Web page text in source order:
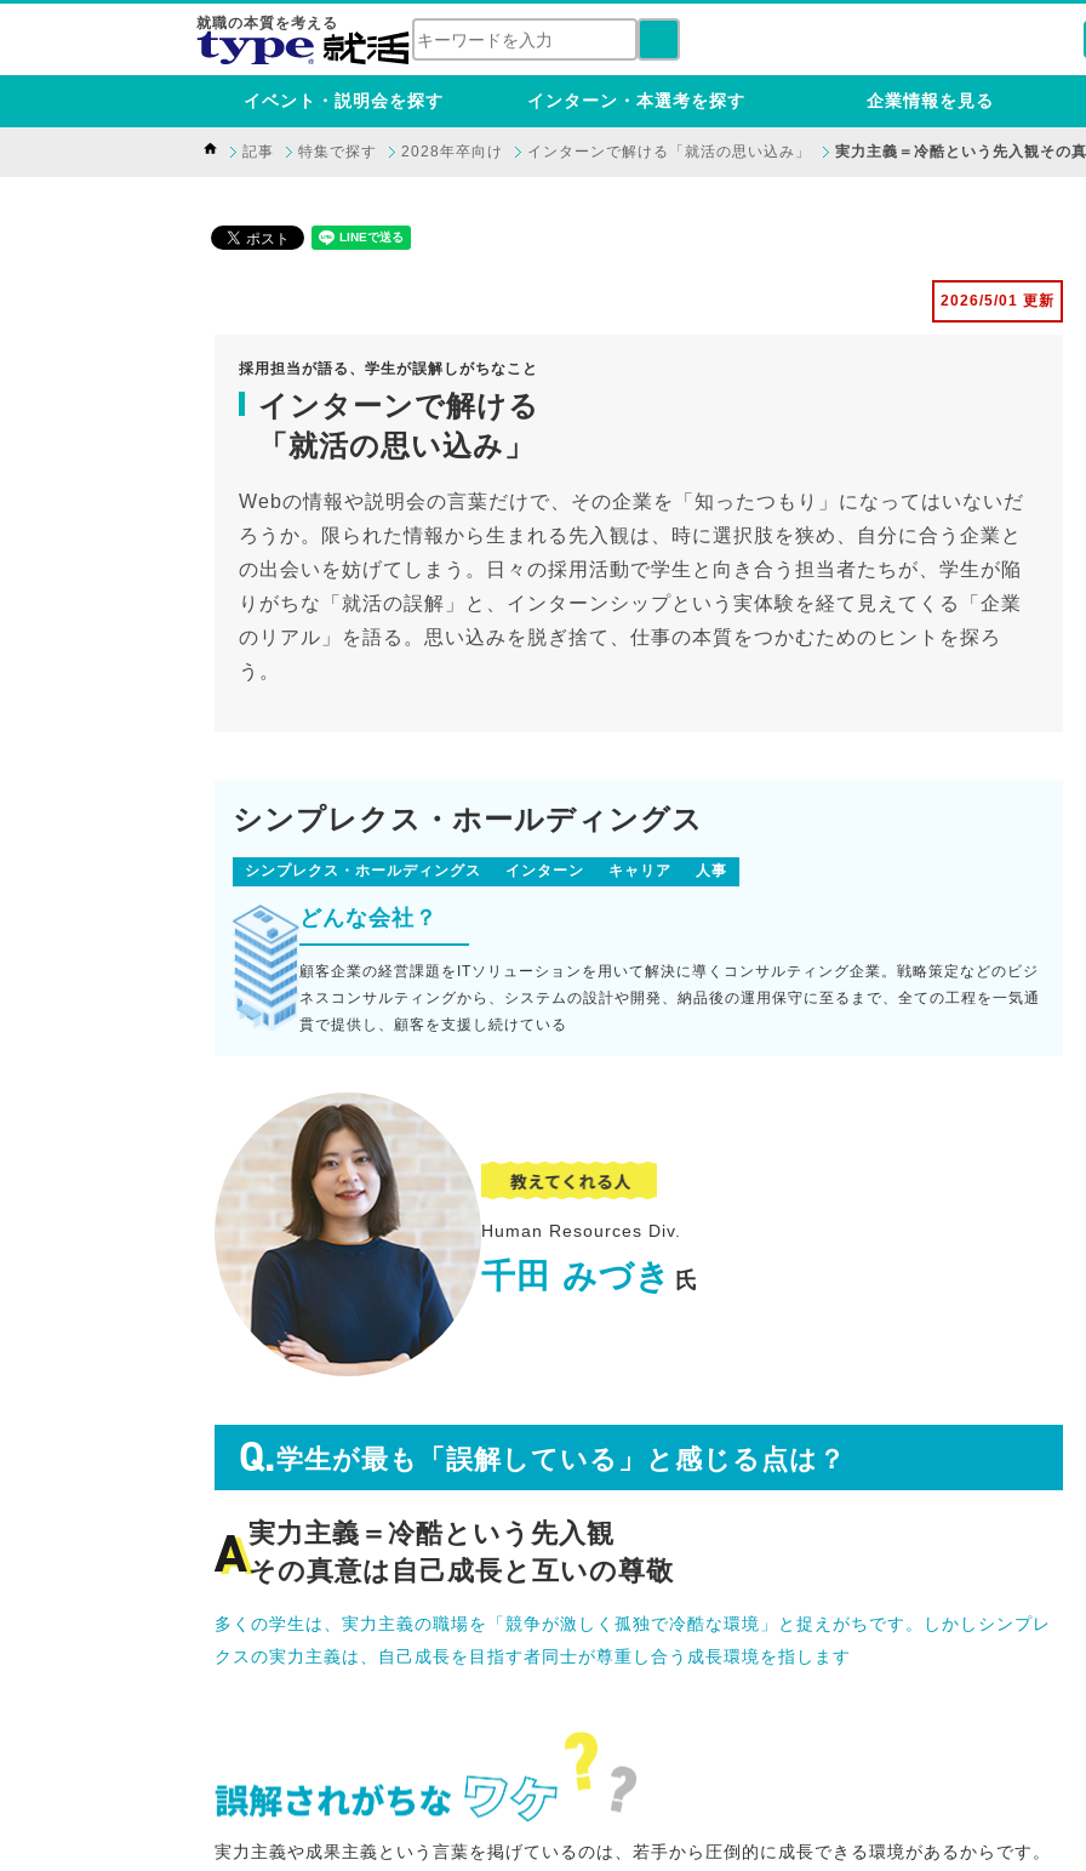
就職の本質を考える
イベント・説明会を探す インターン・本選考を探す 企業情報を見る
記事 特集で探す 2028年卒向け インターンで解ける「就活の思い込み」 実力主義＝冷酷という先入観その
2026/5/01 更新
採用担当が語る、学生が誤解しがちなこと
インターンで解ける
「就活の思い込み」
Webの情報や説明会の言葉だけで、その企業を「知ったつもり」になってはいないだ
ろうか。限られた情報から生まれる先入観は、時に選択肢を狭め、自分に合う企業と
の出会いを妨げてしまう。日々の採用活動で学生と向き合う担当者たちが、学生が陥
りがちな「就活の誤解」と、インターンシップという実体験を経て見えてくる「企業
のリアル」を語る。思い込みを脱ぎ捨て、仕事の本質をつかむためのヒントを探ろ
う。
シンプレクス・ホールディングス
シンプレクス・ホールディングス インターン キャリア 人事
どんな会社？
顧客企業の経営課題をITソリューションを用いて解決に導くコンサルティング企業。戦略策定などのビジ
ネスコンサルティングから、システムの設計や開発、納品後の運用保守に至るまで、全ての工程を一気通
貫で提供し、顧客を支援し続けている
Human Resources Div.
千田 みづき 氏
Q.学生が最も「誤解している」と感じる点は？
A実力主義＝冷酷という先入観
その真意は自己成長と互いの尊敬
多くの学生は、実力主義の職場を「競争が激しく孤独で冷酷な環境」と捉えがちです。しかしシンプレ
クスの実力主義は、自己成長を目指す者同士が尊重し合う成長環境を指します
実力主義や成果主義という言葉を掲げているのは、若手から圧倒的に成長できる環境があるからです。